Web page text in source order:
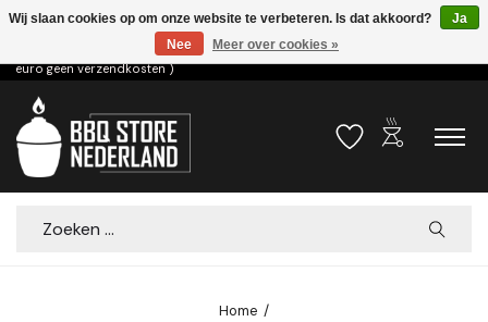
Voor 15.00u besteld dezelfde dag verzonden! ( 6,95 verzendkosten, vanaf 75
euro geen verzendkosten )
Verlanglijst
outdoor_grill
Zoeken
Home /
Wij slaan cookies op om onze website te verbeteren. Is dat akkoord?
Ja
Nee
Meer over cookies »